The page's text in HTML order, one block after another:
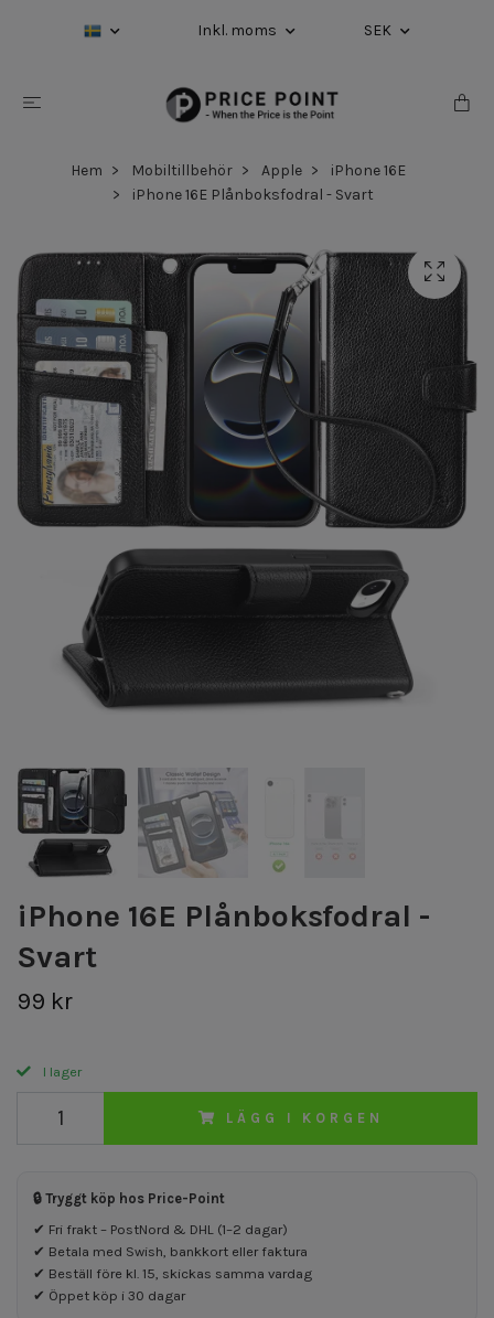
Inkl. moms SEK
Hem Mobiltillbehör Apple
iPhone 16E
iPhone 16E Plånboksfodral - Svart
iPhone 16E Plånboksfodral -
Svart
99 kr
I lager
LÄGG I KORGEN
🔒 Tryggt köp hos Price-Point
✔ Fri frakt – PostNord & DHL (1–2 dagar)
✔ Betala med Swish, bankkort eller faktura
✔ Beställ före kl. 15, skickas samma vardag
✔ Öppet köp i 30 dagar